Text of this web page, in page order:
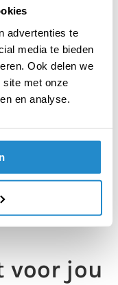
advertenties te
media te bieden
Ook delen we
site met onze
en analyse.
035 – 625 20
voor jou